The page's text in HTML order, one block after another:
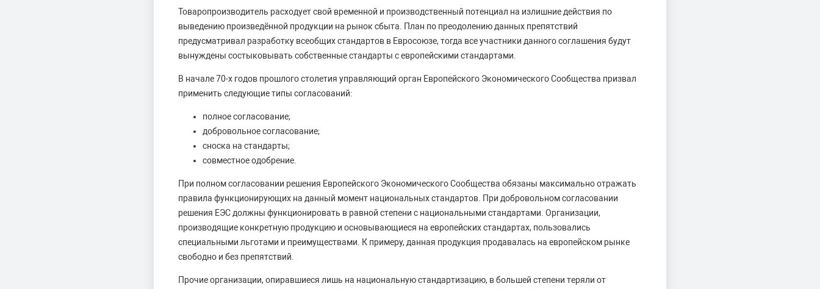
Товаропроизводитель расходует свой временной и производственный потенциал на излишние действия по
выведению произведённой продукции на рынок сбыта. План по преодолению данных препятствий
предусматривал разработку всеобщих стандартов в Евросоюзе, тогда все участники данного соглашения будут
вынуждены состыковывать собственные стандарты с европейскими стандартами.
В начале 70-х годов прошлого столетия управляющий орган Европейского Экономического Сообщества призвал
применить следующие типы согласований:
полное согласование;
добровольное согласование;
сноска на стандарты;
совместное одобрение.
При полном согласовании решения Европейского Экономического Сообщества обязаны максимально отражать
правила функционирующих на данный момент национальных стандартов. При добровольном согласовании
решения ЕЭС должны функционировать в равной степени с национальными стандартами. Организации,
производящие конкретную продукцию и основывающиеся на европейских стандартах, пользовались
специальными льготами и преимуществами. К примеру, данная продукция продавалась на европейском рынке
свободно и без препятствий.
Прочие организации, опиравшиеся лишь на национальную стандартизацию, в большей степени теряли от